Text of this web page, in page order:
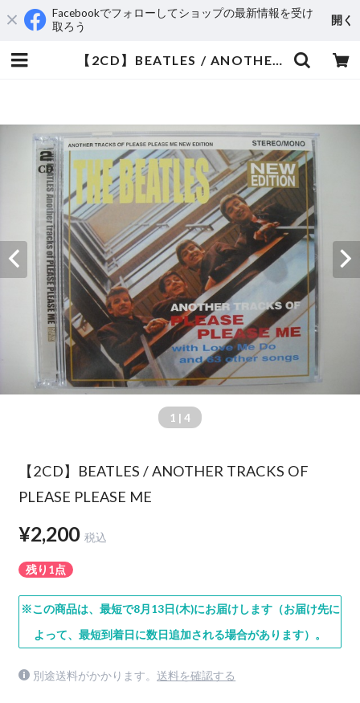
Facebookでフォローしてショップの最新情報を受け
取ろう
開く
【2CD】BEATLES / ANOTHER TRACKS OF PLEASE PLEASE ME | aeromamas2000
1 | 4
【2CD】BEATLES / ANOTHER TRACKS OF
PLEASE PLEASE ME
¥2,200 税込
残り1点
※この商品は、最短で8月13日(木)にお届けします（お届け先に
よって、最短到着日に数日追加される場合があります）。
別途送料がかかります。 送料を確認する